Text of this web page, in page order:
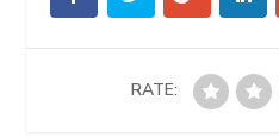
RATE: